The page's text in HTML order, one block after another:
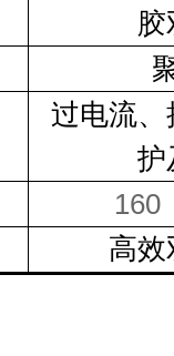
过电流
护
160
高效